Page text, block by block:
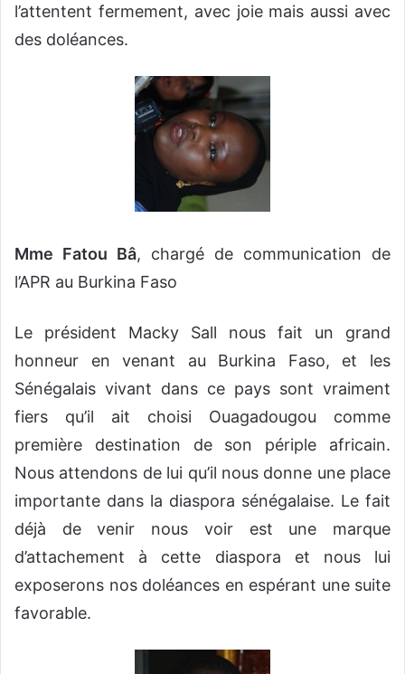
l’attentent fermement, avec joie mais aussi avec
des doléances.
Mme Fatou Bâ, chargé de communication de
l’APR au Burkina Faso
Le président Macky Sall nous fait un grand
honneur en venant au Burkina Faso, et les
Sénégalais vivant dans ce pays sont vraiment
fiers qu’il ait choisi Ouagadougou comme
première destination de son périple africain.
Nous attendons de lui qu’il nous donne une place
importante dans la diaspora sénégalaise. Le fait
déjà de venir nous voir est une marque
d’attachement à cette diaspora et nous lui
exposerons nos doléances en espérant une suite
favorable.